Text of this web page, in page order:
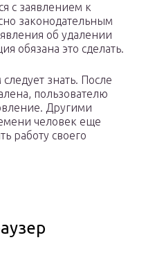
с заявлением к
законодательным
об удалении
обязана это сделать.
знать. После
пользователю
Другими
человек еще
работу своего